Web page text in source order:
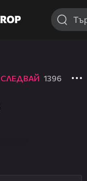
СЛЕДВАЙ 1396